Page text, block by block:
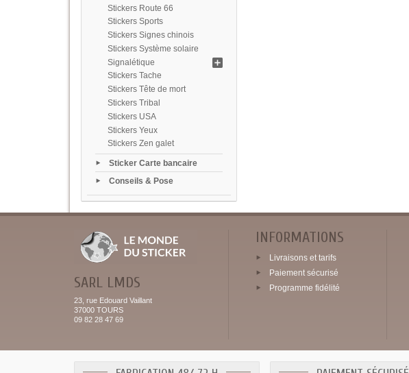
Stickers Route 66
Stickers Sports
Stickers Signes chinois
Stickers Système solaire
Signalétique
Stickers Tache
Stickers Tête de mort
Stickers Tribal
Stickers USA
Stickers Yeux
Stickers Zen galet
Sticker Carte bancaire
Conseils & Pose
SARL LMDS
23, rue Edouard Vaillant
37000 TOURS
09 82 28 47 69
INFORMATIONS
Livraisons et tarifs
Paiement sécurisé
Programme fidélité